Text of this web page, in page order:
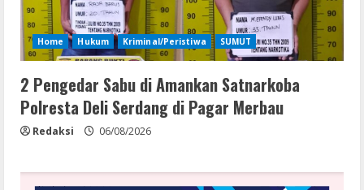
Home Hukum Kriminal/Peristiwa SUMUT
2 Pengedar Sabu di Amankan Satnarkoba
Polresta Deli Serdang di Pagar Merbau
Redaksi 06/08/2026